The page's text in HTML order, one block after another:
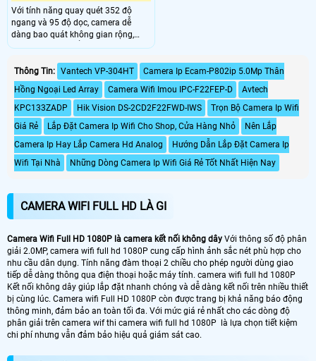
Với tính năng quay quét 352 độ
ngang và 95 độ dọc, camera dễ
dàng bao quát không gian rộng,
khắc phục các điểm mù trong giám
thông thường, dòng camera wifi
xoay 360 ngoài trời thiết kế tinh tế
hình ảnh sắt nét với công nghệ chất
lượng cao giám sát từ xa ổn định,
phù hớp lắp đặt cho công trình xây
dựng, nhà phố và và lắp camera an
ninh khu phố
Thông Tin: Vantech VP-304HT
Camera Ip Ecam-P802ip 5.0Mp Thân
Hồng Ngoại Led Array
Camera Wifi Imou IPC-F22FEP-D
Avtech
KPC133ZADP
Hik Vision DS-2CD2F22FWD-IWS
Trọn Bộ Camera Ip Wifi
Giá Rẻ
Lắp Đặt Camera Ip Wifi Cho Shop, Cửa Hàng Nhỏ
Nên Lắp
Camera Ip Hay Lắp Camera Hd Analog
Hướng Dẫn Lắp Đặt Camera Ip
Wifi Tại Nhà
Những Dòng Camera Ip Wifi Giá Rẻ Tốt Nhất Hiện Nay
CAMERA WIFI FULL HD LÀ GI
Camera Wifi Full HD 1080P là camera kết nối không dây Với thông số độ phân
giải 2.0MP, camera wifi full hd 1080P cung cấp hình ảnh sắc nét phù hợp cho
nhu cầu dân dụng. Tính năng đàm thoại 2 chiều cho phép người dùng giao
tiếp dễ dàng thông qua điện thoại hoặc máy tính. camera wifi full hd 1080P
Kết nối không dây giúp lắp đặt nhanh chóng và dễ dàng kết nối trên nhiều thiết
bị cùng lúc. Camera wifi Full HD 1080P còn được trang bị khả năng báo động
thông minh, đảm bảo an toàn tối đa. Với mức giá rẻ nhất cho các dòng độ
phân giải trên camera wif thi camera wifi full hd 1080P là lựa chọn tiết kiệm
chi phí nhưng vẫn đảm bảo hiệu quả giám sát cao.